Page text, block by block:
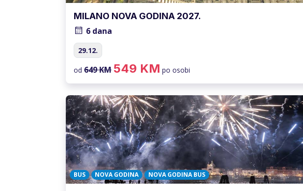
MILANO NOVA GODINA 2027.
6 dana
29.12.
od 649 KM 549 KM po osobi
BUS NOVA GODINA NOVA GODINA BUS